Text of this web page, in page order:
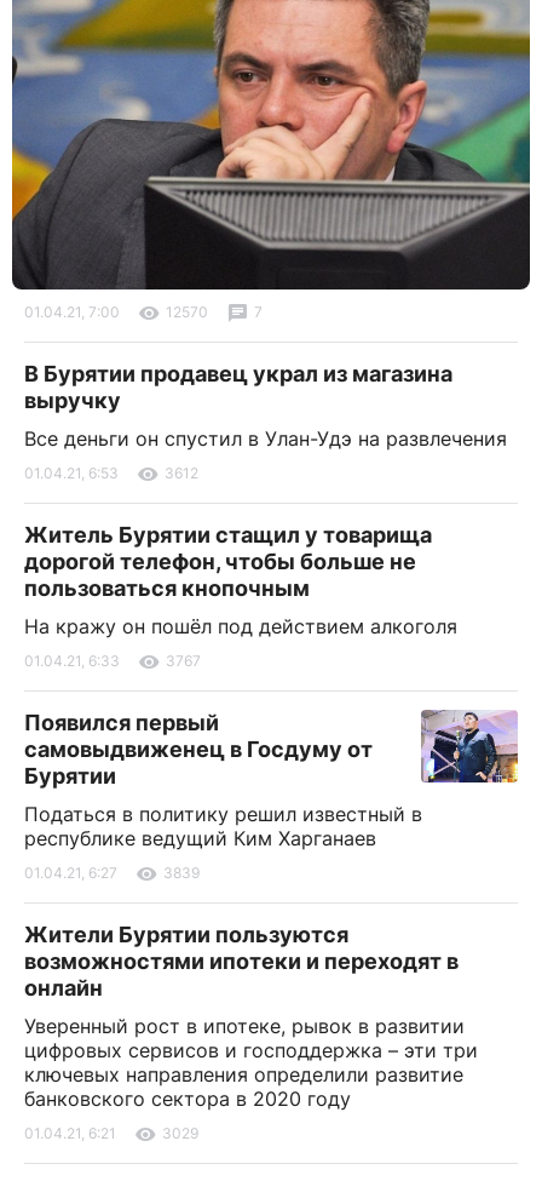
01.04.21, 7:00 12570 7
В Бурятии продавец украл из магазина
выручку
Все деньги он спустил в Улан-Удэ на развлечения
01.04.21, 6:53 3612
Житель Бурятии стащил у товарища
дорогой телефон, чтобы больше не
пользоваться кнопочным
На кражу он пошёл под действием алкоголя
01.04.21, 6:33 3767
Появился первый
самовыдвиженец в Госдуму от
Бурятии
Податься в политику решил известный в
республике ведущий Ким Харганаев
01.04.21, 6:27 3839
Жители Бурятии пользуются
возможностями ипотеки и переходят в
онлайн
Уверенный рост в ипотеке, рывок в развитии
цифровых сервисов и господдержка – эти три
ключевых направления определили развитие
банковского сектора в 2020 году
01.04.21, 6:21 3029